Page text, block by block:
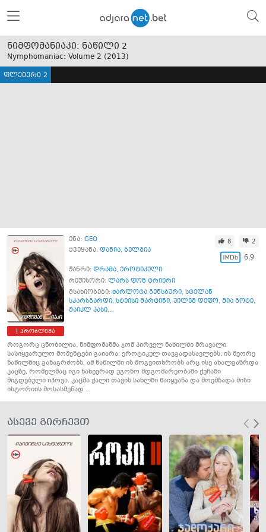
ნიმფომანიაკი: ნაწილი 2
Nymphomaniac: Volume 2 (2013)
ფლეიერი 2
პრობლემა
ენა: GEO
ქვეყანა: დანია, ბელგია
8 2
6.9
ჟანრი: დრამა, ეროტიკული
რეჟისორი: ლარს ფონ ტრიერი
მსახიობები: შარლოტა გენსბური, სტელან
სკარსგარდი, სტეისი მარტინი, უილემ დეფო, მია გოტი,
მაიკლ პასი...
როგორც ცნობილია, ნიმფომანმა ჯომ პირველ ნაწილში მრავალი
სასიყვარულო მომენტები გაიარა. ეროტიკულ თავგადასავლებს, ის მეორე
ნაწილშიც განაგრძობს. ამ ნაწილში ის მოგვითხრობს არც ისე ახალგაზრდა
კაცზე, რომელმაც იგი ნახევრად უგონო მდგომარეობაში ქუჩაში
მიგდებული იპოვა. კაცმა ქალი თავის სახლში წაიყვანა და მოემზადა მისი
ისტორიის მოსასმენად ...
ასევე გირჩევთ